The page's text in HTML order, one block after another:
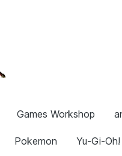
Games Workshop
Pokemon Yu-Gi-